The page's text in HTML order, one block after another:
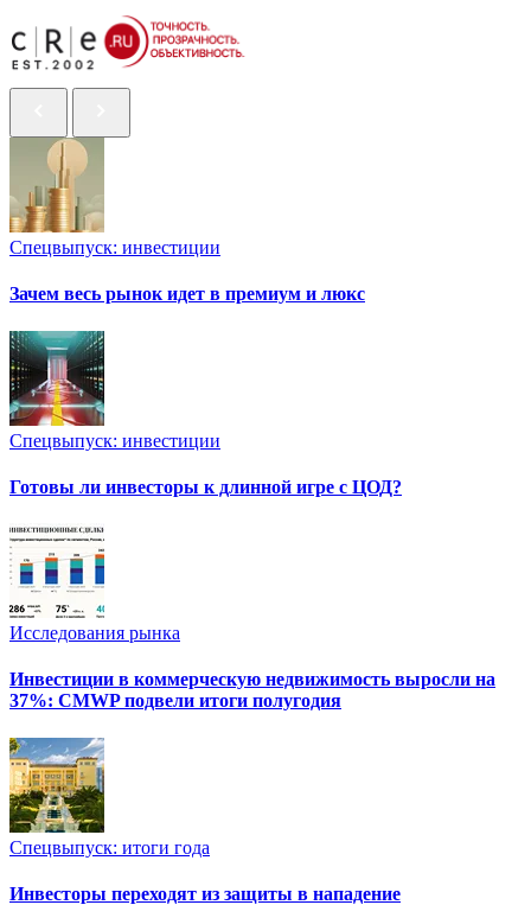
Спецвыпуск: инвестиции
Зачем весь рынок идет в премиум и люкс
Спецвыпуск: инвестиции
Готовы ли инвесторы к длинной игре с ЦОД?
Исследования рынка
Инвестиции в коммерческую недвижимость выросли на
37%: CMWP подвели итоги полугодия
Спецвыпуск: итоги года
Инвесторы переходят из защиты в нападение